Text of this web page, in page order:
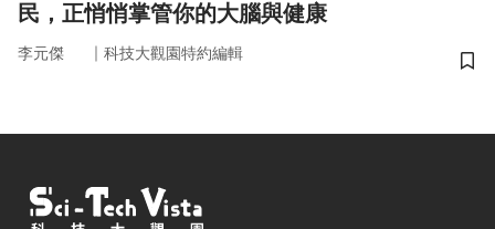
民，正悄悄掌管你的大腦與健康
李元傑 ｜ 科技大觀園特約編輯
儲